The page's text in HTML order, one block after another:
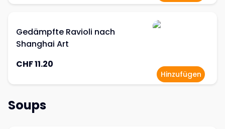
Gedämpfte Ravioli nach
Shanghai Art
CHF 11.20
Hinzufügen
Soups